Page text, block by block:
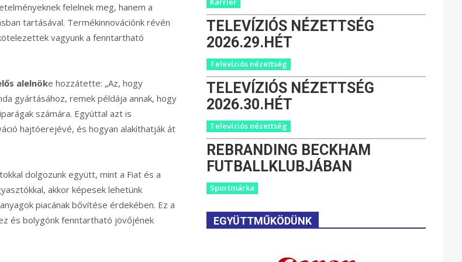
felelnek meg, hanem a
tartásával. Termékinnovációnk révén
vagyunk a fenntartható
alelnöke hozzátette: „Az, hogy
gyártásához, remek példája annak, hogy
számára. Egyúttal azt is
hajtóerejévé, és hogyan alakíthatják át
dolgozunk együtt, mint a Fiat és a
akkor képesek lehetünk
piacának bővítése érdekében. Ez a
és bolygónk fenntartható jövőjének
TELEVÍZIÓS NÉZETTSÉG
2026.29.HÉT
Televíziós nézettség
TELEVÍZIÓS NÉZETTSÉG
2026.30.HÉT
Televíziós nézettség
REBRANDING BECKHAM
FUTBALLKLUBJÁBAN
Sportmárka
EGYÜTTMŰKÖDÜNK